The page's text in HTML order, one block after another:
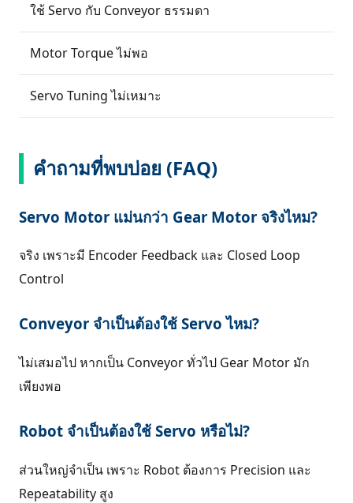
ใช้ Servo กับ Conveyor ธรรมดา
Motor Torque ไม่พอ
Servo Tuning ไม่เหมาะ
คำถามที่พบบ่อย (FAQ)
Servo Motor แม่นกว่า Gear Motor จริงไหม?
จริง เพราะมี Encoder Feedback และ Closed Loop
Control
Conveyor จำเป็นต้องใช้ Servo ไหม?
ไม่เสมอไป หากเป็น Conveyor ทั่วไป Gear Motor มัก
เพียงพอ
Robot จำเป็นต้องใช้ Servo หรือไม่?
ส่วนใหญ่จำเป็น เพราะ Robot ต้องการ Precision และ
Repeatability สูง